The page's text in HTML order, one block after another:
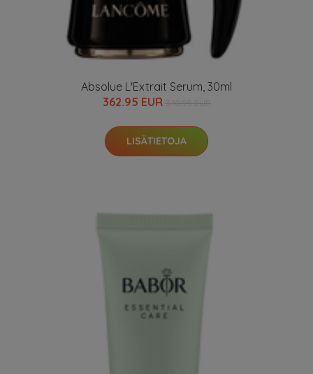
Absolue L'Extrait Serum, 30ml
362.95 EUR
LISÄTIETOJA